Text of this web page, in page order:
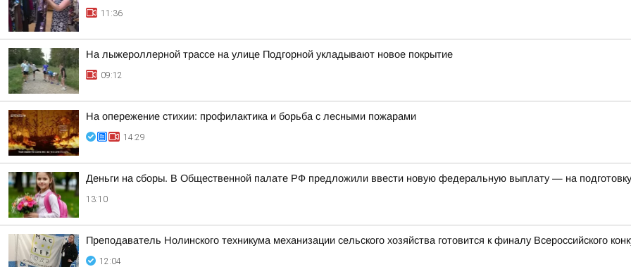
11:36
На лыжероллерной трассе на улице Подгорной укладывают новое покрытие
09:12
На опережение стихии: профилактика и борьба с лесными пожарами
14:29
Деньги на сборы. В Общественной палате РФ предложили ввести новую федеральную выплату — на подготовку
13:10
Преподаватель Нолинского техникума механизации сельского хозяйства готовится к финалу Всероссийского
12:04